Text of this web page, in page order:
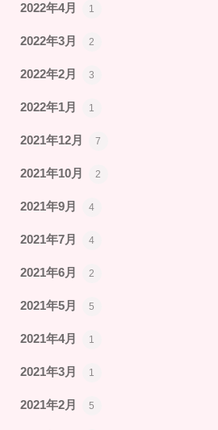
2022年4月 1
2022年3月 2
2022年2月 3
2022年1月 1
2021年12月 7
2021年10月 2
2021年9月 4
2021年7月 4
2021年6月 2
2021年5月 5
2021年4月 1
2021年3月 1
2021年2月 5